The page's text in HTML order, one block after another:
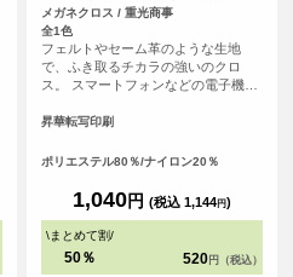
メガネクロス / 重光商事
全1色
フェルトやセーム革のような生地
で、ふき取るチカラの強いのクロ
ス。 スマートフォンなどの電子機器
すすめです。
昇華転写印刷
ポリエステル80％/ナイロン20％
1,040円 (税込 1,144円)
\まとめて割/
50％ 520 円（税込）